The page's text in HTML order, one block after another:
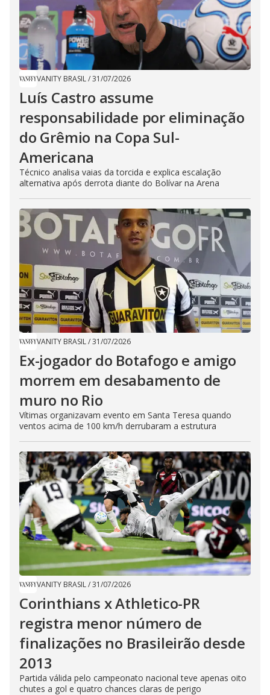
VANITY BRASIL/31/07/2026
Luís Castro assume
responsabilidade por eliminação
do Grêmio na Copa Sul-
Americana
Técnico analisa vaias da torcida e explica escalação
alternativa após derrota diante do Bolívar na Arena
VANITY BRASIL/31/07/2026
Ex-jogador do Botafogo e amigo
morrem em desabamento de
muro no Rio
Vítimas organizavam evento em Santa Teresa quando
ventos acima de 100 km/h derrubaram a estrutura
VANITY BRASIL/31/07/2026
Corinthians x Athletico-PR
registra menor número de
finalizações no Brasileirão desde
2013
Partida válida pelo campeonato nacional teve apenas oito
chutes a gol e quatro chances claras de perigo